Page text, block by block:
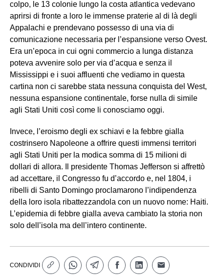
colpo, le 13 colonie lungo la costa atlantica vedevano
aprirsi di fronte a loro le immense praterie al di là degli
Appalachi e prendevano possesso di una via di
comunicazione necessaria per l’espansione verso Ovest.
Era un’epoca in cui ogni commercio a lunga distanza
poteva avvenire solo per via d’acqua e senza il
Mississippi e i suoi affluenti che vediamo in questa
cartina non ci sarebbe stata nessuna conquista del West,
nessuna espansione continentale, forse nulla di simile
agli Stati Uniti così come li conosciamo oggi.
Invece, l’eroismo degli ex schiavi e la febbre gialla
costrinsero Napoleone a offrire questi immensi territori
agli Stati Uniti per la modica somma di 15 milioni di
dollari di allora. Il presidente Thomas Jefferson si affrettò
ad accettare, il Congresso fu d’accordo e, nel 1804, i
ribelli di Santo Domingo proclamarono l’indipendenza
della loro isola ribattezzandola con un nuovo nome: Haiti.
L’epidemia di febbre gialla aveva cambiato la storia non
solo dell’isola ma dell’intero continente.
CONDIVIDI